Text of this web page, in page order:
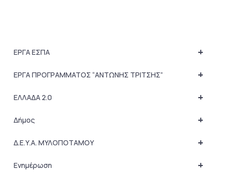
+
ΕΡΓΑ ΕΣΠΑ
+
ΕΡΓΑ ΠΡΟΓΡΑΜΜΑΤΟΣ “ΑΝΤΩΝΗΣ ΤΡΙΤΣΗΣ”
+
ΕΛΛΑΔΑ 2.0
+
Δήμος
+
Δ.Ε.Υ.Α. ΜΥΛΟΠΟΤΑΜΟΥ
+
Ενημέρωση